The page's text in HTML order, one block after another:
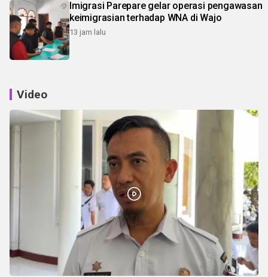
Imigrasi Parepare gelar operasi pengawasan
keimigrasian terhadap WNA di Wajo
13 jam lalu
Video